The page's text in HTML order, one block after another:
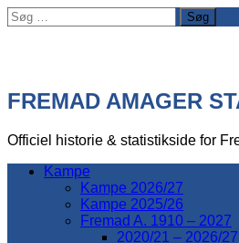
Søg
efter:
FREMAD AMAGER
Officiel historie & statistikside for
Kampe
Kampe 2026/27
Kampe 2025/26
Fremad A. 1910 – 2027
2020/21 – 2026/27